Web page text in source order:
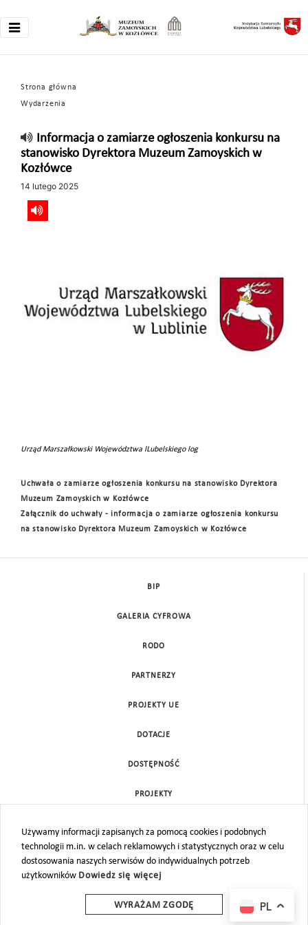
Strona główna
Wydarzenia
Informacja o zamiarze ogłoszenia konkursu na
stanowisko Dyrektora Muzeum Zamoyskich w
Kozłówce
14 lutego 2025
Urząd Marszałkowski Województwa lLubelskiego log
Uchwała o zamiarze ogłoszenia konkursu na stanowisko Dyrektora
Muzeum Zamoyskich w Kozłówce
Załącznik do uchwały - informacja o zamiarze ogłoszenia konkursu
na stanowisko Dyrektora Muzeum Zamoyskich w Kozłówce
Używamy informacji zapisanych za pomocą cookies i podobnych
technologii m.in. w celach reklamowych i statystycznych oraz w celu
dostosowania naszych serwisów do indywidualnych potrzeb
użytkowników Dowiedz się więcej
WYRAŻAM ZGODĘ
BIP
GALERIA CYFROWA
RODO
PARTNERZY
PROJEKTY UE
DOTACJE
DOSTĘPNOŚĆ
PROJEKTY
MAPA STRONY
PL